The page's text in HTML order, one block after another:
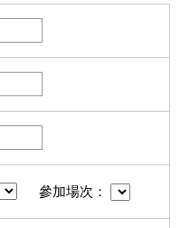
參加場次：